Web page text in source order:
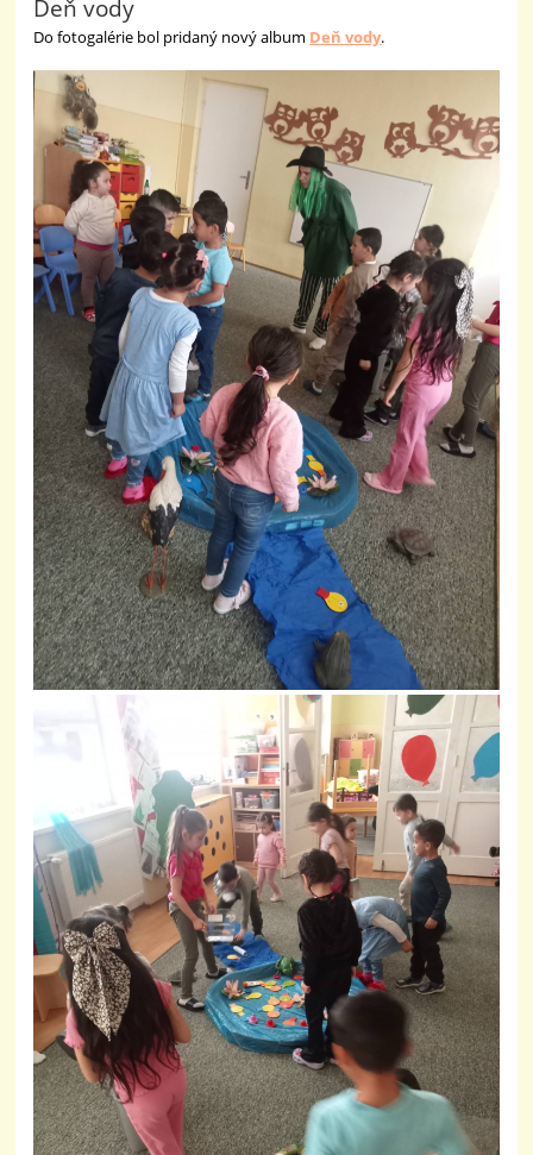
Deň vody
Do fotogalérie bol pridaný nový album Deň vody.